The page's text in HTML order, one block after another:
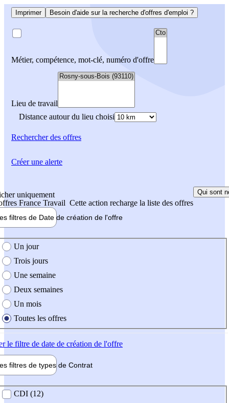
Imprimer Besoin d'aide sur la recherche d'offres d'emploi ?
Métier, compétence, mot-clé, numéro d'offre
Lieu de travail
Distance autour du lieu choisi
Rechercherdes offres
uniquement
France Travail Cette action recharge la liste des offres
Qui sont
filtres de Date de création de l'offre
création de l'offre
Un jour
Trois jours
Une semaine
Deux semaines
Un mois
Toutes les offres
le filtre de date de création de l'offre
filtres de types de Contrat
contrat
CDI (12)
Créer une alerte